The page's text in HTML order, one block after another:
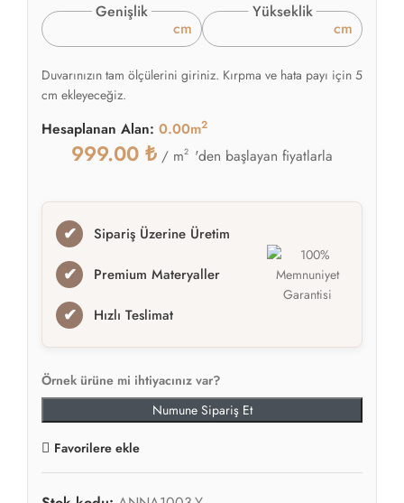
Genişlik
cm
Yükseklik
cm
Duvarınızın tam ölçülerini giriniz. Kırpma ve hata payı için 5
cm ekleyeceğiz.
Hesaplanan Alan: 0.00m2
999.00 ₺ / m2 'den başlayan fiyatlarla
✔ Sipariş Üzerine Üretim
✔ Premium Materyaller
✔ Hızlı Teslimat
Örnek ürüne mi ihtiyacınız var?
Numune Sipariş Et
Favorilere ekle